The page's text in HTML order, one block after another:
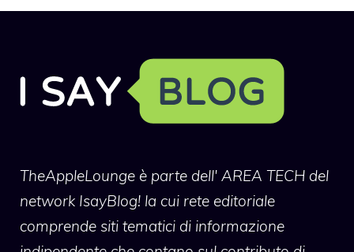
TheAppleLounge è parte dell' AREA TECH del
network IsayBlog! la cui rete editoriale
comprende siti tematici di informazione